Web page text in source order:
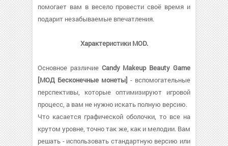
помогает вам в весело провести своё время и
подарит незабываемые впечатления.
Характеристики MOD.
Основное различие Candy Makeup Beauty Game
[МОД Бесконечные монеты] - вспомогательные
перспективы, которые оптимизируют игровой
процесс, а вам не нужно искать полную версию.
Что касается графической оболочки, то все на
крутом уровне, точно так же, как и мелодии. Вам
решать - использовать стандартную версию или